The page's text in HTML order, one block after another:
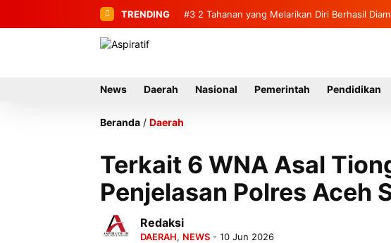
TRENDING #3 2 Tahanan yang Melarikan Diri Berhasil
News Daerah Nasional Pemerintah Pendidikan
Beranda / Daerah
Terkait 6 WNA Asal
Penjelasan Polres Aceh
Redaksi
DAERAH, NEWS - 10 Jun 2026